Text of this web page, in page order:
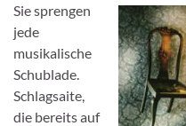
Sie sprengen
jede
musikalische
Schublade.
Schlagsaite,
die bereits auf